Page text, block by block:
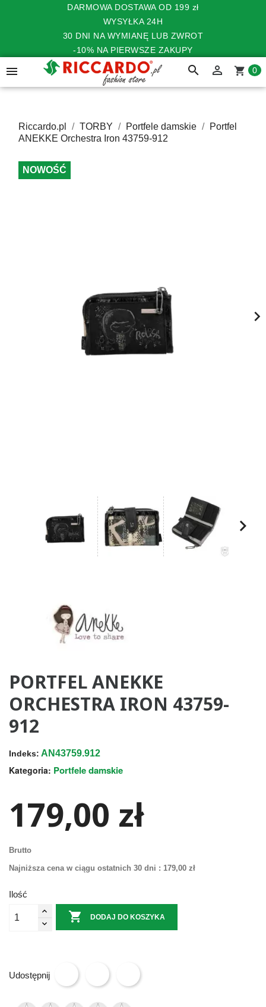
DARMOWA DOSTAWA OD 199 zł
WYSYŁKA 24H
30 DNI NA WYMIANĘ LUB ZWROT
-10% NA PIERWSZE ZAKUPY
 search  shopping_cart 0
Riccardo.pl TORBY Portfele damskie
Portfel
ANEKKE Orchestra Iron 43759-912
NOWOŚĆ

PORTFEL ANEKKE
ORCHESTRA IRON 43759-
912
Indeks: AN43759.912
Kategoria: Portfele damskie
179,00 zł
Brutto
Najniższa cena w ciągu ostatnich 30 dni : 179,00 zł
Ilość
 DODAJ DO KOSZYKA
Udostępnij